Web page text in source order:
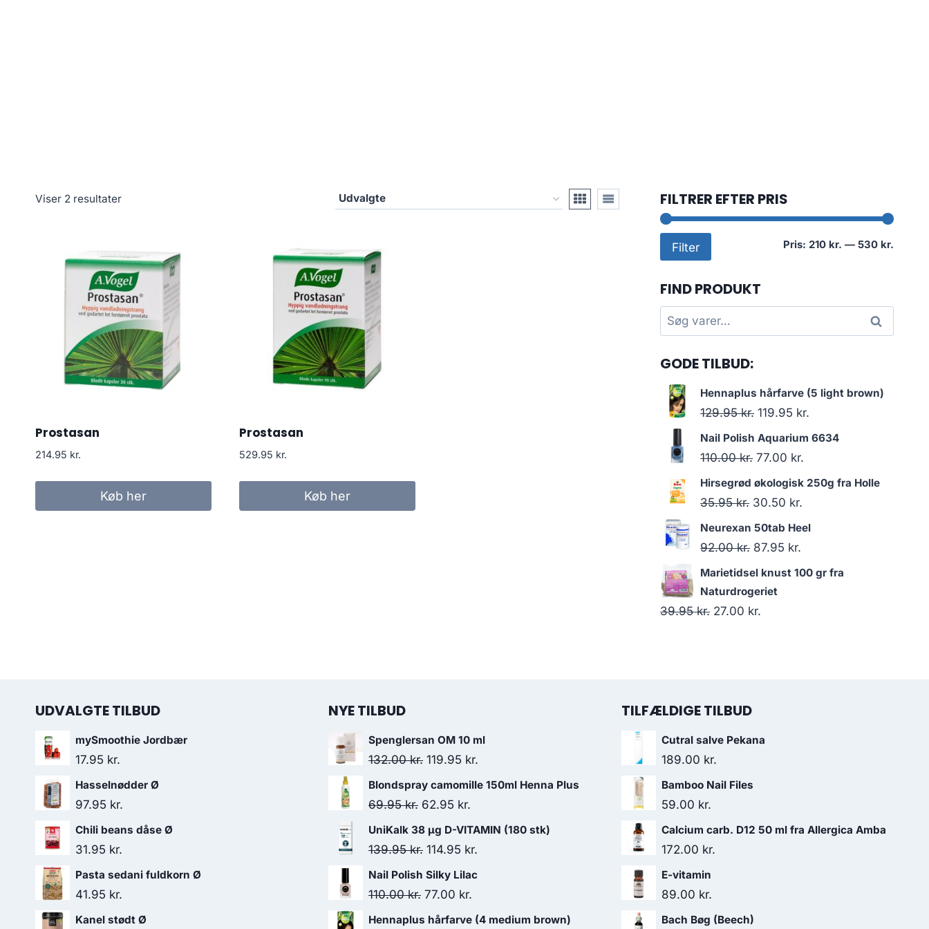
Viser 2 resultater
Prostasan
214.95 kr.
Køb her
Prostasan
529.95 kr.
Køb her
FILTRER EFTER PRIS
Filter Pris: 210 kr. — 530 kr.
FIND PRODUKT
Søg
efter:
Søg
GODE TILBUD:
Hennaplus hårfarve (5 light brown)
129.95kr. Den
oprindelige
pris
129.95 kr..
119.95 kr.
aktuelle
Nail Polish Aquarium 6634
110.00kr. Den
oprindelige
pris
110.00 kr..
77.00 kr.
aktuelle
Hirsegrød økologisk 250g fra Holle
35.95kr. Den
oprindelige
pris
35.95 kr..
30.50 kr.
aktuelle
Neurexan 50tab Heel
92.00kr. Den
oprindelige
pris
var:
87.95 kr.
aktuelle
Marietidsel knust 100 gr fra
Naturdrogeriet
39.95kr. Den
27.00 kr.
UDVALGTE TILBUD
mySmoothie Jordbær
17.95 kr.
Hasselnødder Ø
97.95 kr.
Chili beans dåse Ø
31.95 kr.
Pasta sedani fuldkorn Ø
41.95 kr.
Kanel stødt Ø
NYE TILBUD
Spenglersan OM 10 ml
132.00kr. Den
oprindelige
pris
132.00 kr..
119.95 kr.
aktuelle
Blondspray camomille 150ml Henna Plus
69.95kr. Den
oprindelige
pris
69.95 kr..
62.95 kr.
aktuelle
pris
UniKalk 38 µg D-VITAMIN (180 stk)
139.95kr. Den
oprindelige
pris
var:
114.95 kr.
er:
Nail Polish Silky Lilac
110.00kr. Den
oprindelige
77.00 kr.
aktuelle
Hennaplus hårfarve (4 medium brown)
TILFÆLDIGE TILBUD
Cutral salve Pekana
189.00 kr.
Bamboo Nail Files
59.00 kr.
Calcium carb. D12 50 ml fra Allergica Amba
172.00 kr.
E-vitamin
89.00 kr.
Bach Bøg (Beech)